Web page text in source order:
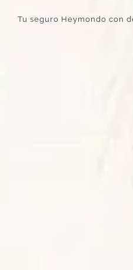
Tu seguro Heymondo con